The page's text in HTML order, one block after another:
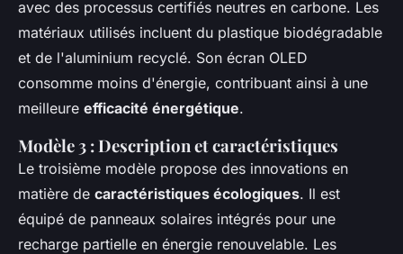
avec des processus certifiés neutres en carbone. Les
matériaux utilisés incluent du plastique biodégradable
et de l'aluminium recyclé. Son écran OLED
consomme moins d'énergie, contribuant ainsi à une
meilleure efficacité énergétique.
Modèle 3 : Description et caractéristiques
Le troisième modèle propose des innovations en
matière de caractéristiques écologiques. Il est
équipé de panneaux solaires intégrés pour une
recharge partielle en énergie renouvelable. Les